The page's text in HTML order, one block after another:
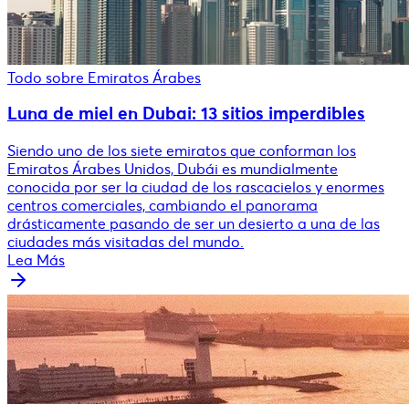
Todo sobre Emiratos Árabes
Luna de miel en Dubai: 13 sitios imperdibles
Siendo uno de los siete emiratos que conforman los
Emiratos Árabes Unidos, Dubái es mundialmente
conocida por ser la ciudad de los rascacielos y enormes
centros comerciales, cambiando el panorama
drásticamente pasando de ser un desierto a una de las
ciudades más visitadas del mundo.
Lea Más